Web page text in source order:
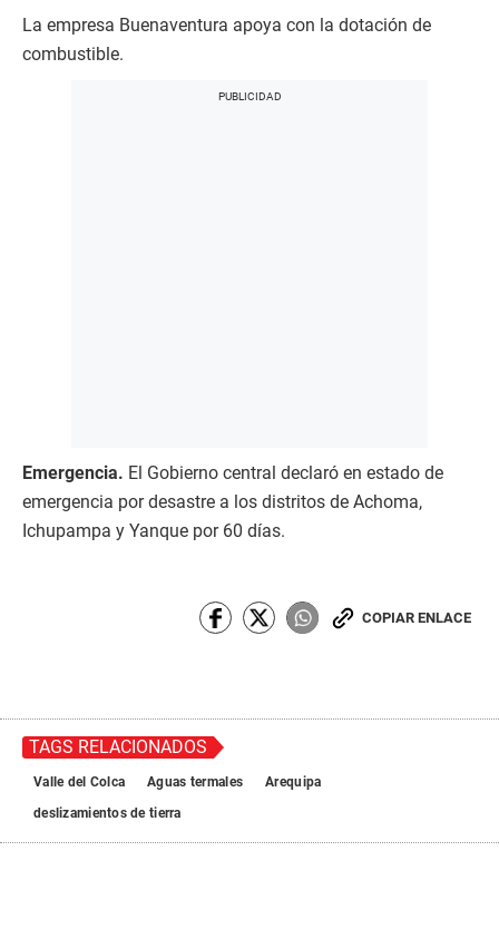
La empresa Buenaventura apoya con la dotación de
combustible.
Emergencia. El Gobierno central declaró en estado de
emergencia por desastre a los distritos de Achoma,
Ichupampa y Yanque por 60 días.
COPIAR ENLACE
TAGS RELACIONADOS
Valle del Colca Aguas termales
Arequipa
deslizamientos de tierra